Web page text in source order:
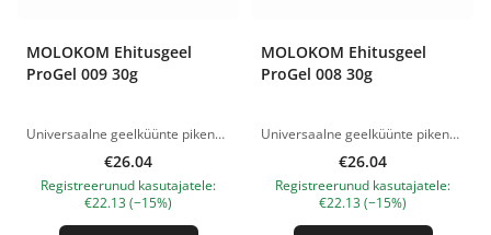
MOLOKOM Ehitusgeel
ProGel 009 30g
Universaalne geelküünte pikendamiseks ja modelleerimiseks. Ideaalne nii pikkade küünte ehitamiseks, kui ka naturaalse küüneplaadi tugevdamiseks. Võib kasutada nii alumiste kui ka ülemiste vormidega töötamiseks. Kivistub juba ca 15 sekundiga, olenevalt lambist. Jäik, samas paindlik ja vastupidav ehitusgeel - ideaalne C - kurvi modelleerimiseks. Annab õhukese, kuid vastupidava arhitektuuri, mis ei ole habras isegi õhukese kihina. Mugav peale kanda ja kergesti viilida. Keskmise viskoossusega, isetasanduv konsistents. Konsistents on mugav nii algajatele kui ka kogenud tehnikutele - vähendab tööaega. Ökonoomne materjalikulu. Polümerisatsioon LED-lamp - 60 sekundit. UV 48 W - 2 minutit. Tootepildid on illustratiivsed. Küsimuste korral ootame alati Sinu meili nanatallinn@gmail.com
€26.04
Registreerunud kasutajatele:
€22.13 (−15%)
MOLOKOM Ehitusgeel
ProGel 008 30g
Universaalne geelküünte pikendamiseks ja modelleerimiseks. Ideaalne nii pikkade küünte ehitamiseks, kui ka naturaalse küüneplaadi tugevdamiseks. Võib kasutada nii alumiste kui ka ülemiste vormidega töötamiseks. Kivistub juba ca 15 sekundiga, olenevalt lambist. Jäik, samas paindlik ja vastupidav ehitusgeel - ideaalne C - kurvi modelleerimiseks. Annab õhukese, kuid vastupidava arhitektuuri, mis ei ole habras isegi õhukese kihina. Mugav peale kanda ja kergesti viilida. Keskmise viskoossusega, isetasanduv konsistents. Konsistents on mugav nii algajatele kui ka kogenud tehnikutele - vähendab tööaega. Ökonoomne materjalikulu. Polümerisatsioon LED-lamp - 60 sekundit. UV 48 W - 2 minutit. Tootepildid on illustratiivsed. Küsimuste korral ootame alati Sinu meili nanatallinn@gmail.com
€26.04
Registreerunud kasutajatele:
€22.13 (−15%)